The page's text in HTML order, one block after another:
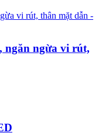
ngăn ngừa vi rút,